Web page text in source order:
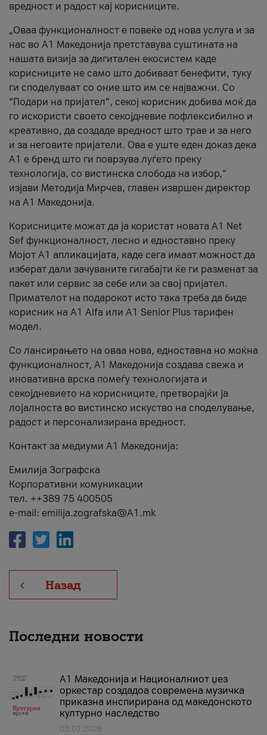
вредност и радост кај корисниците.
„Оваа функционалност е повеќе од нова услуга и за
нас во А1 Македонија претставува суштината на
нашата визија за дигитален екосистем каде
корисниците не само што добиваат бенефити, туку
ги споделуваат со оние што им се најважни. Со
“Подари на пријател”, секој корисник добива моќ да
го искористи своето секојдневие пофлексибилно и
креативно, да создаде вредност што трае и за него
и за неговите пријатели. Ова е уште еден доказ дека
А1 е бренд што ги поврзува луѓето преку
технологија, со вистинска слобода на избор,“
изјави Методија Мирчев, главен извршен директор
на А1 Македонија.
Корисниците можат да ја користат новата А1 Net
Sef функционалност, лесно и едноставно преку
Мојот А1 апликацијата, каде сега имаат можност да
изберат дали зачуваните гигабајти ќе ги разменат за
пакет или сервис за себе или за свој пријател.
Примателот на подарокот исто така треба да биде
корисник на А1 Alfa или A1 Senior Plus тарифен
модел.
Со лансирањето на оваа нова, едноставна но моќна
функционалност, А1 Македонија создава свежа и
иновативна врска помеѓу технологијата и
секојдневието на корисниците, претворајќи ја
лојалноста во вистинско искуство на споделување,
радост и персонализирана вредност.
Контакт за медиуми А1 Македонија:
Емилија Зографска
Корпоративни комуникации
тел. ++389 75 400505
e-mail: emilija.zografska@A1.mk
Назад
Последни новости
А1 Македонија и Националниот џез
оркестар создадоа современа музичка
приказна инспирирана од македонското
културно наследство
03.07.2026